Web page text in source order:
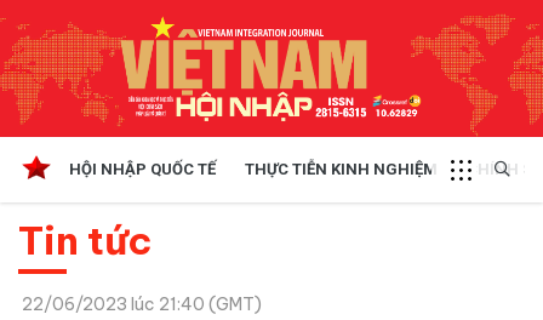
HỘI NHẬP QUỐC TẾ THỰC TIỄN KINH NGHIỆM CHÍNH
Tin tức
22/06/2023 lúc 21:40 (GMT)